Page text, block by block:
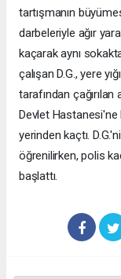
tartışmanın
darbeleriyle ağır
kaçarak aynı
çalışan D.G., yere
tarafından
Devlet Hastanesi'ne
yerinden kaçtı.
öğrenilirken, polis
başlattı.